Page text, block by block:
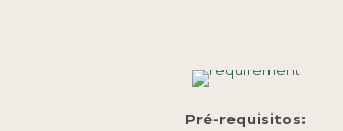
Pré-requisitos: